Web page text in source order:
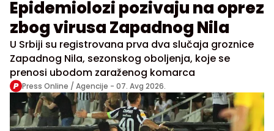
Epidemiolozi pozivaju na oprez
zbog virusa Zapadnog Nila
U Srbiji su registrovana prva dva slučaja groznice
Zapadnog Nila, sezonskog oboljenja, koje se
prenosi ubodom zaraženog komarca
Press Online / Agencije - 07. Avg 2026.